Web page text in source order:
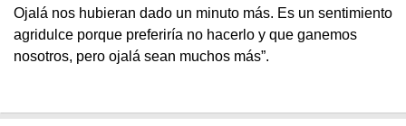
Ojalá nos hubieran dado un minuto más. Es un sentimiento
agridulce porque preferiría no hacerlo y que ganemos
nosotros, pero ojalá sean muchos más”.